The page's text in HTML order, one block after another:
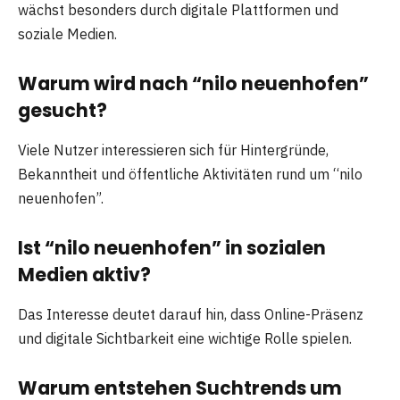
wächst besonders durch digitale Plattformen und
soziale Medien.
Warum wird nach “nilo neuenhofen”
gesucht?
Viele Nutzer interessieren sich für Hintergründe,
Bekanntheit und öffentliche Aktivitäten rund um “nilo
neuenhofen”.
Ist “nilo neuenhofen” in sozialen
Medien aktiv?
Das Interesse deutet darauf hin, dass Online-Präsenz
und digitale Sichtbarkeit eine wichtige Rolle spielen.
Warum entstehen Suchtrends um